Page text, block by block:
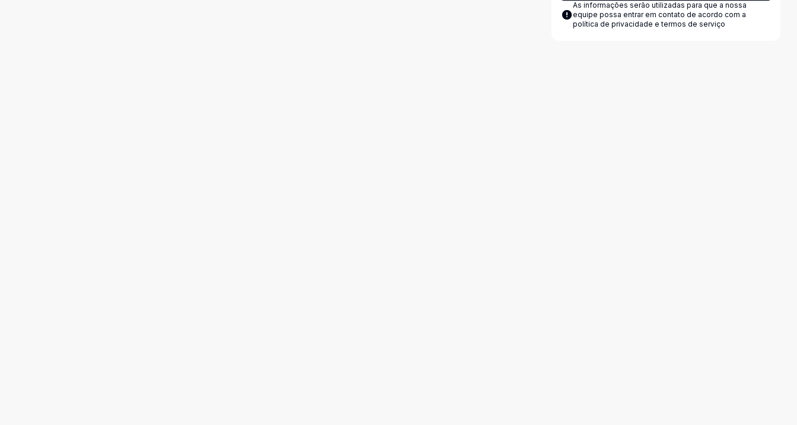
As informações serão utilizadas para que a nossa
equipe possa entrar em contato de acordo com a
política de privacidade e termos de serviço